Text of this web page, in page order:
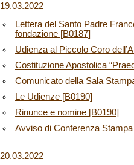
19.03.2022
Lettera del Santo Padre
fondazione [B0187]
Udienza al Piccolo Coro
Costituzione Apostolica
Comunicato della Sala
Le Udienze [B0190]
Rinunce e nomine [B0190]
Avviso di Conferenza Stampa
20.03.2022